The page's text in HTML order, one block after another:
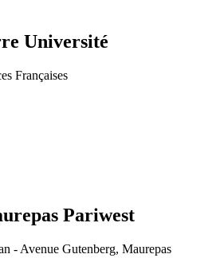
Université
Françaises
Pariwest
- Avenue Gutenberg, Maurepas